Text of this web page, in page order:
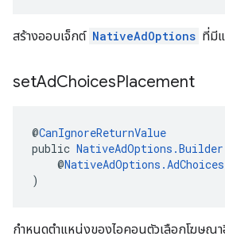
สร้างออบเจ็กต์ NativeAdOptions ที่มี
setAdChoicesPlacement
@CanIgnoreReturnValue
public NativeAdOptions.Builder
@
)
กำหนดตำแหน่งของไอคอนตัวเลือกโฆษณ